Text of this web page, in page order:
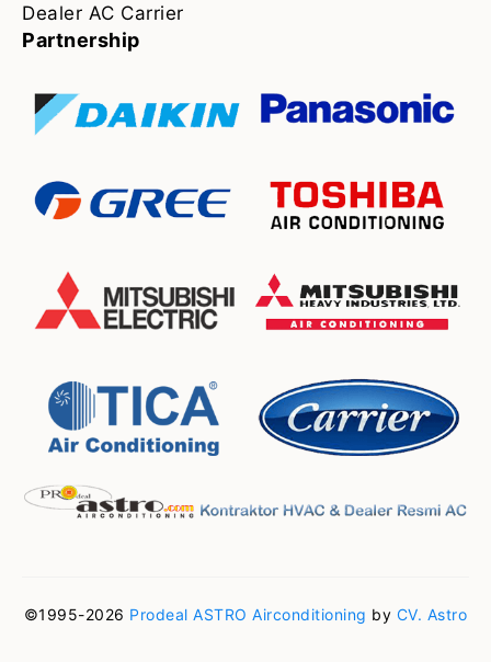
Dealer AC Carrier
Partnership
©1995-2026 Prodeal ASTRO Airconditioning by CV. Astro